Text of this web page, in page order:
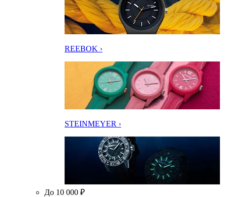
REEBOK ›
STEINMEYER ›
До 10 000 ₽